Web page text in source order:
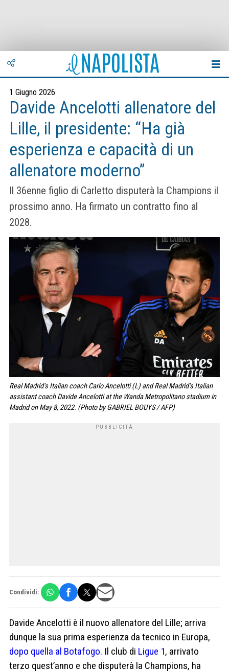
1 Giugno 2026
Davide Ancelotti allenatore del
Lille, il presidente: “Ha già
esperienza e capacità di un
allenatore moderno”
Il 36enne figlio di Carletto disputerà la Champions il
prossimo anno. Ha firmato un contratto fino al
2028.
Real Madrid's Italian coach Carlo Ancelotti (L) and Real Madrid's Italian
assistant coach Davide Ancelotti at the Wanda Metropolitano stadium in
Madrid on May 8, 2022. (Photo by GABRIEL BOUYS / AFP)
Condividi:
Davide Ancelotti è il nuovo allenatore del Lille; arriva
dunque la sua prima esperienza da tecnico in Europa,
dopo quella al Botafogo. Il club di Ligue 1, arrivato
terzo quest’anno e che disputerà la Champions, ha